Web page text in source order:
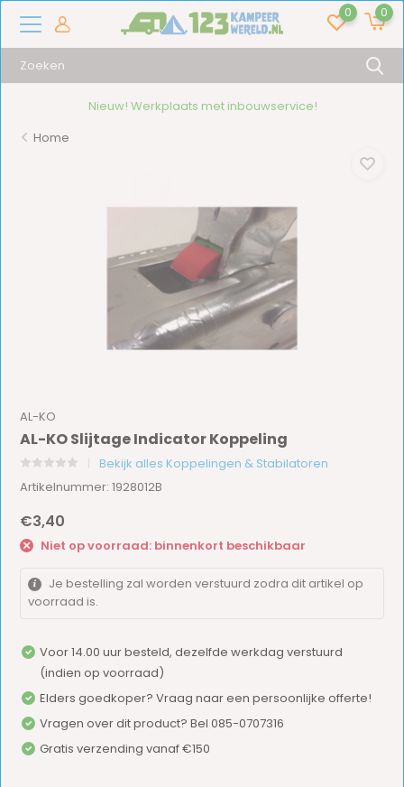
0 0
Nieuw! Werkplaats met inbouwservice!
Home
AL-KO
AL-KO Slijtage Indicator Koppeling
Bekijk alles Koppelingen & Stabilatoren
Artikelnummer: 1928012B
€3,40
Niet op voorraad: binnenkort beschikbaar
Je bestelling zal worden verstuurd zodra dit artikel op
voorraad is.
Voor 14.00 uur besteld, dezelfde werkdag verstuurd
(indien op voorraad)
Elders goedkoper? Vraag naar een persoonlijke offerte!
Vragen over dit product? Bel 085-0707316
Gratis verzending vanaf €150